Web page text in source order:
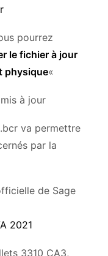
pourrez
le fichier à jour
physique«
à jour
va permettre
par la
de Sage
2021
3310 CA3,